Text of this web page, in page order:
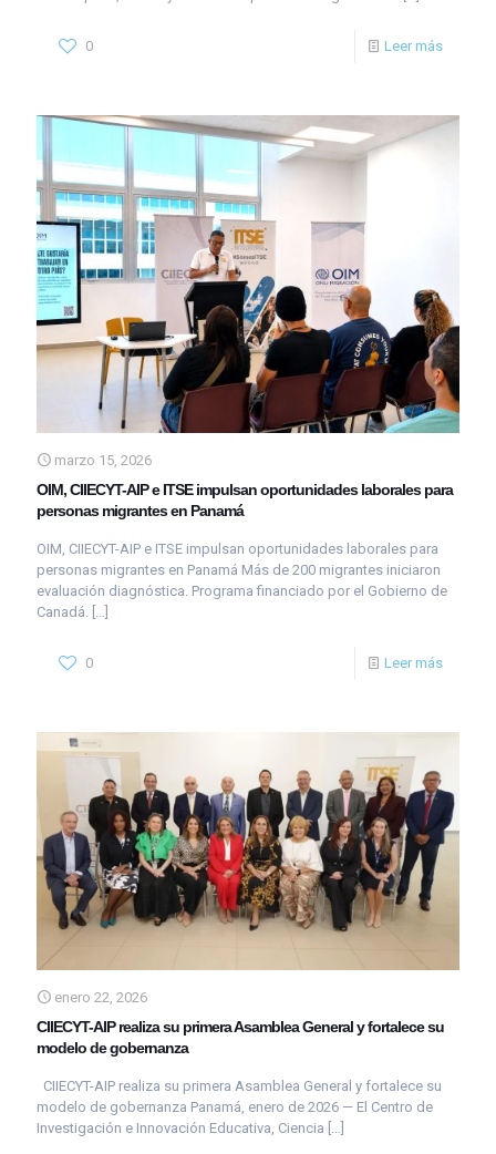
0 Leer más
marzo 15, 2026
OIM, CIIECYT-AIP e ITSE impulsan oportunidades laborales para
personas migrantes en Panamá
OIM, CIIECYT-AIP e ITSE impulsan oportunidades laborales para
personas migrantes en Panamá Más de 200 migrantes iniciaron
evaluación diagnóstica. Programa financiado por el Gobierno de
Canadá.
0 Leer más
enero 22, 2026
CIIECYT-AIP realiza su primera Asamblea General y fortalece su
modelo de gobernanza
CIIECYT-AIP realiza su primera Asamblea General y fortalece su
modelo de gobernanza Panamá, enero de 2026 — El Centro de
Investigación e Innovación Educativa, Ciencia […]